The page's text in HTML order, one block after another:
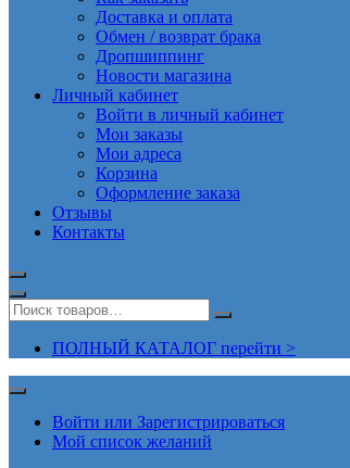
Доставка и оплата
Обмен / возврат брака
Дропшиппинг
Новости магазина
Личный кабинет
Войти в личный кабинет
Мои заказы
Мои адреса
Корзина
Оформление заказа
Отзывы
Контакты
ПОЛНЫЙ КАТАЛОГ перейти >
Войти или Зарегистрироваться
Мой список желаний